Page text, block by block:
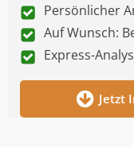
Persönlicher
Auf Wunsch:
Express-
Jetzt